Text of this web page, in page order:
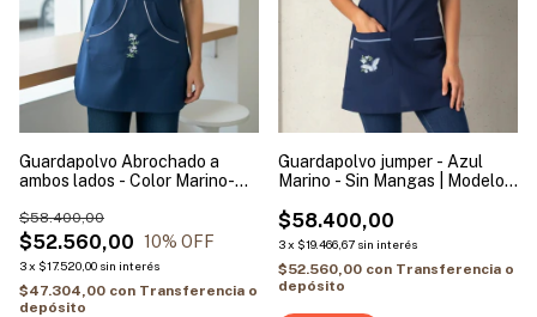
Guardapolvo Abrochado a
ambos lados - Color Marino-
Vertical
$52.560,00
$58.400,00
10% OFF
3x $17.520,00 sin interés
$47.304,00 con Transferencia o
depósito
Guardapolvo jumper - Azul
Marino - Sin Mangas | Modelo
$58.400,00
3x $19.466,67 sin interés
$52.560,00 con Transferencia o
depósito